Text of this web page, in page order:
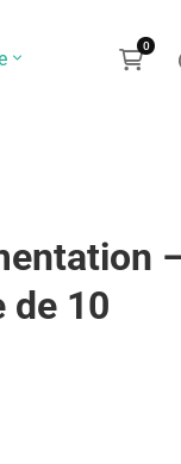
de 10